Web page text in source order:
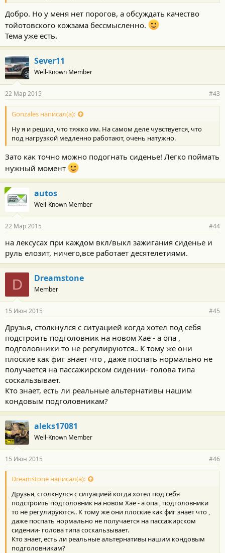
Добро. Но у меня нет порогов, а обсуждать качество
тойотовского кожзама бессмысленно.
Тема уже есть.
Sever11
Well-Known Member
22 Мар 2015 #43
Gonzales написал(а):
Ну я и решил, что тяжко им. На самом деле чувствуется, что
под нагрузкой медленно работают, очень натужно.
Зато как точно можно подогнать сиденье! Легко поймать
нужный момент
autos
Well-Known Member
22 Мар 2015 #44
на лексусах при каждом вкл/выкл зажигания сиденье и
руль елозит, ничего,все работает десятелетиями.
D Dreamstone
Member
15 Июн 2015 #45
Друзья, столкнулся с ситуацией когда хотел под себя
подстроить подголовник на новом Хае - а опа ,
подголовники то не регулируются.. К тому же они
плоские как фиг знает что , даже поспать нормально не
получается на пассажирском сидении- голова типа
соскальзывает.
Кто знает, есть ли реальные альтернативы нашим
кондовым подголовникам?
aleks17081
Well-Known Member
15 Июн 2015 #46
Dreamstone написал(а):
Друзья, столкнулся с ситуацией когда хотел под себя
подстроить подголовник на новом Хае - а опа , подголовники
то не регулируются.. К тому же они плоские как фиг знает что ,
даже поспать нормально не получается на пассажирском
сидении- голова типа соскальзывает.
Кто знает, есть ли реальные альтернативы нашим кондовым
подголовникам?